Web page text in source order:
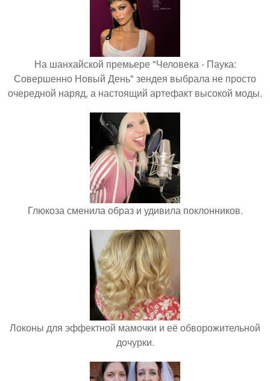
На шанхайской премьере "Человека - Паука:
Совершенно Новый День" зендея выбрала не просто
очередной наряд, а настоящий артефакт высокой моды.
Глюкоза сменила образ и удивила поклонников.
Локоны для эффектной мамочки и её обворожительной
дочурки.